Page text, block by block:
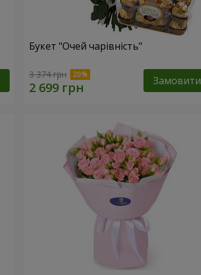
Букет "Очей чарівність"
3 374 грн Замовити